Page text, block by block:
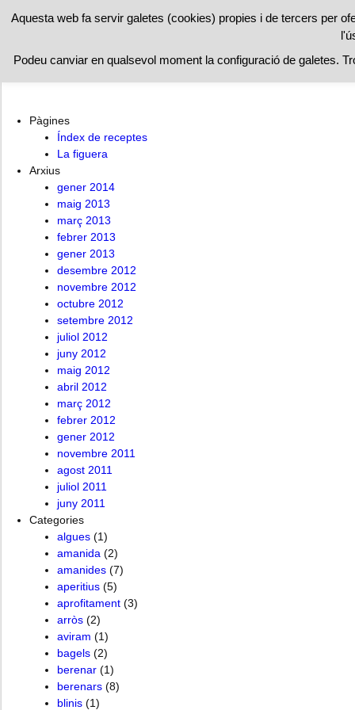
A l’ombra de la figuera Índex de receptes La figuera
Pàgines
Índex de receptes
La figuera
Arxius
gener 2014
maig 2013
març 2013
febrer 2013
gener 2013
desembre 2012
novembre 2012
octubre 2012
setembre 2012
juliol 2012
juny 2012
maig 2012
abril 2012
març 2012
febrer 2012
gener 2012
novembre 2011
agost 2011
juliol 2011
juny 2011
Categories
algues (1)
amanida (2)
amanides (7)
aperitius (5)
aprofitament (3)
arròs (2)
aviram (1)
bagels (2)
berenar (1)
berenars (8)
blinis (1)
Aquesta web fa servir galetes (cookies) propies i de tercers per
Podeu canviar en qualsevol moment la configuració de galetes.